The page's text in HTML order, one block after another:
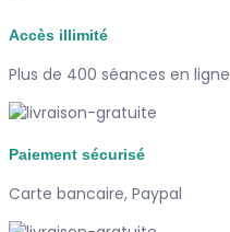
Accès illimité
Plus de 400 séances en ligne
Paiement sécurisé
Carte bancaire, Paypal